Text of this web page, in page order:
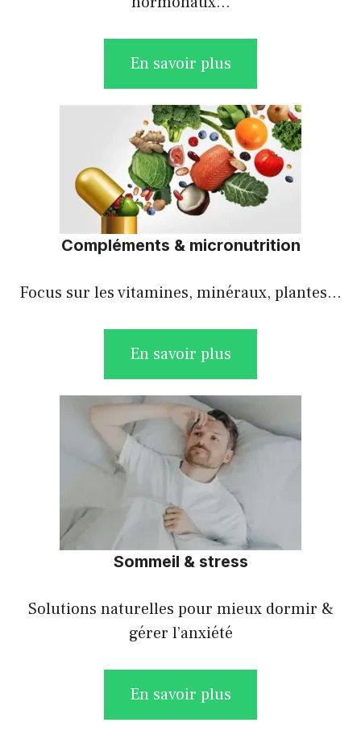
En savoir plus
Compléments & micronutrition
Focus sur les vitamines, minéraux, plantes…
En savoir plus
Sommeil & stress
Solutions naturelles pour mieux dormir &
gérer l’anxiété
En savoir plus